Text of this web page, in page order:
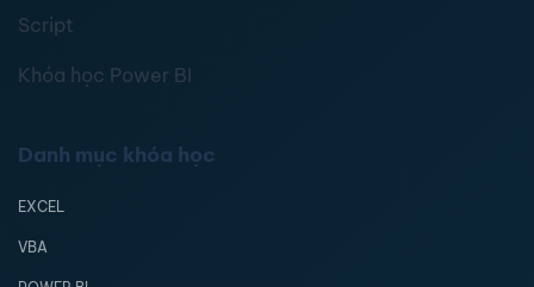
Script
Khóa học Power BI
Danh mục khóa học
EXCEL
VBA